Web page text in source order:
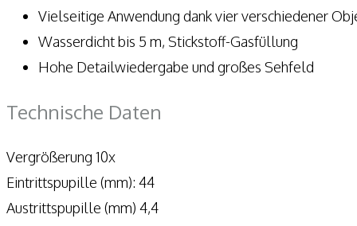
Vielseitige Anwendung dank vier verschiedener
Wasserdicht bis 5 m, Stickstoff-Gasfüllung
Hohe Detailwiedergabe und großes Sehfeld
Technische Daten
Vergrößerung 10x
Eintrittspupille (mm): 44
Austrittspupille (mm) 4,4